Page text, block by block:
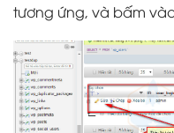
tương ứng, và bấm